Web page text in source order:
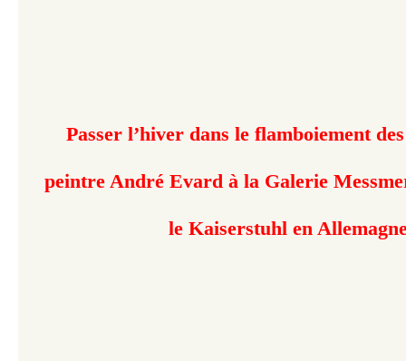
Passer l’hiver dans le flamboiement
peintre André Evard à la Galerie
le Kaiserstuhl en